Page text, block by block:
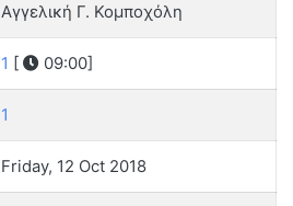
Αγγελική Γ. Κομποχόλη
1 [ 09:00]
1
Friday, 12 Oct 2018